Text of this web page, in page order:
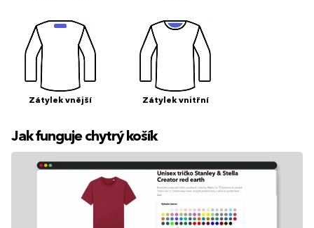
Zátylek vnější Zátylek vnitřní
Jak funguje chytrý košík